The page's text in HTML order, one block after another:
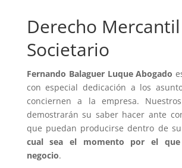
Derecho
Societario
Fernando Balaguer Luque Abogado
con especial dedicación a los
conciernen a la empresa.
demostrarán su saber hacer ante
que puedan producirse dentro de
cual sea el momento por el que
negocio.